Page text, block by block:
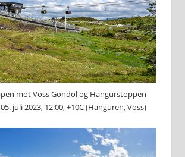
mot Voss Gondol og Hangurstoppen
juli 2023, 12:00, +10C (Hanguren, Voss)